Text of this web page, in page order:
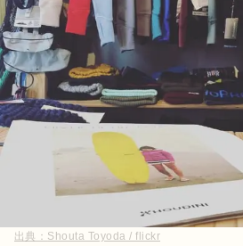
出典： Shouta Toyoda / flickr